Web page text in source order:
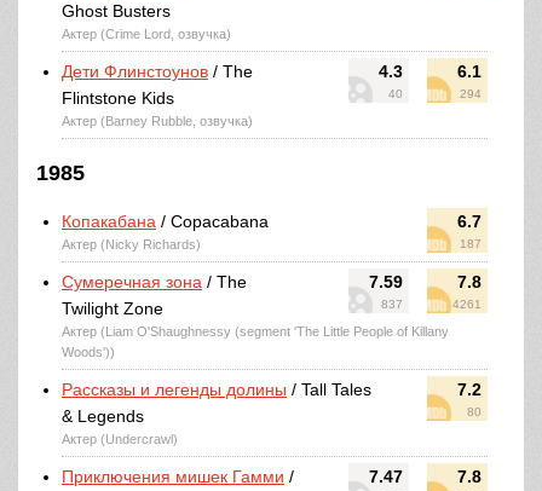
Ghost Busters
Актер (Crime Lord, озвучка)
4.3
40
6.1
294
Дети Флинстоунов / The
Flintstone Kids
Актер (Barney Rubble, озвучка)
1985
6.7
187
Копакабана / Copacabana
Актер (Nicky Richards)
7.59
837
7.8
4261
Сумеречная зона / The
Twilight Zone
Актер (Liam O'Shaughnessy (segment 'The Little People of Killany
Woods'))
7.2
80
Рассказы и легенды долины / Tall Tales
& Legends
Актер (Undercrawl)
7.47 7.8
Приключения мишек Гамми /